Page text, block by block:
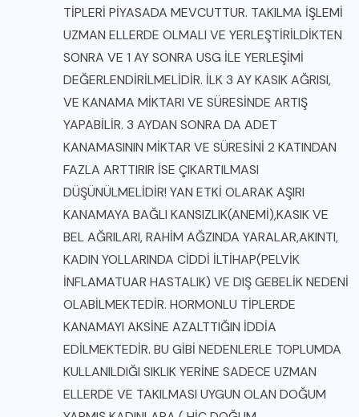
TİPLERİ PİYASADA MEVCUTTUR. TAKILMA İŞLEMİ
UZMAN ELLERDE OLMALI VE YERLEŞTİRİLDİKTEN
SONRA VE 1 AY SONRA USG İLE YERLEŞİMİ
DEĞERLENDİRİLMELİDİR. İLK 3 AY KASIK AĞRISI,
VE KANAMA MİKTARI VE SÜRESİNDE ARTIŞ
YAPABİLİR. 3 AYDAN SONRA DA ADET
KANAMASININ MİKTAR VE SÜRESİNİ 2 KATINDAN
FAZLA ARTTIRIR İSE ÇIKARTILMASI
DÜŞÜNÜLMELİDİR! YAN ETKİ OLARAK AŞIRI
KANAMAYA BAĞLI KANSIZLIK(ANEMİ),KASIK VE
BEL AĞRILARI, RAHİM AĞZINDA YARALAR,AKINTI,
KADIN YOLLARINDA CİDDİ İLTİHAP(PELVİK
İNFLAMATUAR HASTALIK) VE DIŞ GEBELİK NEDENİ
OLABİLMEKTEDİR. HORMONLU TİPLERDE
KANAMAYI AKSİNE AZALTTIĞIN İDDİA
EDİLMEKTEDİR. BU GİBİ NEDENLERLE TOPLUMDA
KULLANILDIĞI SIKLIK YERİNE SADECE UZMAN
ELLERDE VE TAKILMASI UYGUN OLAN DOĞUM